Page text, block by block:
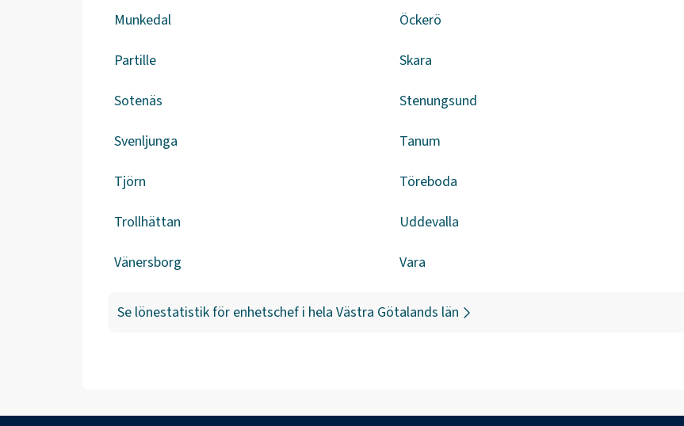
Munkedal Öckerö
Partille Skara
Sotenäs Stenungsund
Svenljunga Tanum
Tjörn Töreboda
Trollhättan Uddevalla
Vänersborg Vara
Se lönestatistik för enhetschef i hela Västra Götalands län